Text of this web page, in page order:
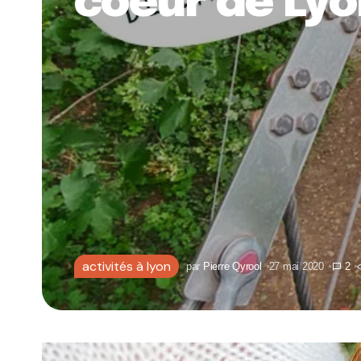
activités à lyon par Pierre Qyrool 27 mai 2020 2